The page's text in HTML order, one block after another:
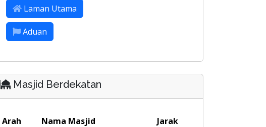
Laman Utama
Aduan
Masjid Berdekatan
Arah Nama Masjid
Jarak